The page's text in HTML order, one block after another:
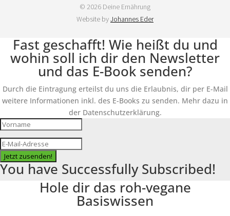
© 2026 Deine Ernährung
Website byJohannes Eder
Fast geschafft! Wie heißt du und
wohin soll ich dir den Newsletter
und das E-Book senden?
Durch die Eintragung erteilst du uns die Erlaubnis, dir per E-Mail
weitere Informationen inkl. des E-Books zu senden. Mehr dazu in
der Datenschutzerklärung.
Jetzt zusenden!
You have Successfully Subscribed!
Hole dir das roh-vegane
Basiswissen